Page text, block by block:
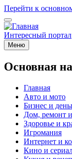
Перейти к
Интересный портал
Меню
Основная
Главная
Авто и мото
Бизнес и
Дом, ремонт
Здоровье и
Игромания
Интернет и
Кино и